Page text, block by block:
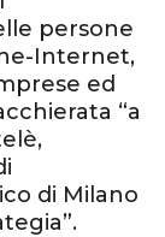
persone
Internet,
ed
“a
di Milano